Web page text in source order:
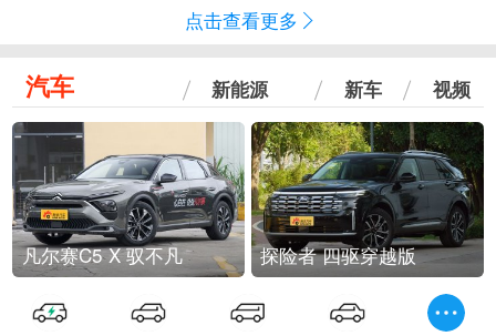
点击查看更多
汽车 新能源 新车 视频
凡尔赛C5 X 驭不凡 探险者 四驱穿越版